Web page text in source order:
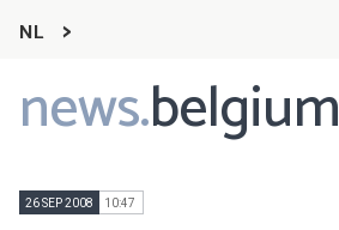
NL
news.belgium
Main
navigation
26 SEP 2008 10:47